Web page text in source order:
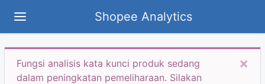
Shopee Analytics
×
Fungsi analisis kata kunci produk sedang
dalam peningkatan pemeliharaan. Silakan